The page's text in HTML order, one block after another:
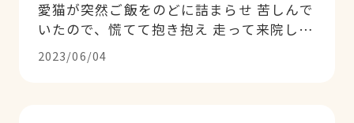
愛猫が突然ご飯をのどに詰まらせ 苦しんで
いたので、慌てて抱き抱え 走って来院しま
した すぐに診察して下さり、助かりまし
た 対応も丁寧で、分かりやすく 信頼でき
2023/06/04